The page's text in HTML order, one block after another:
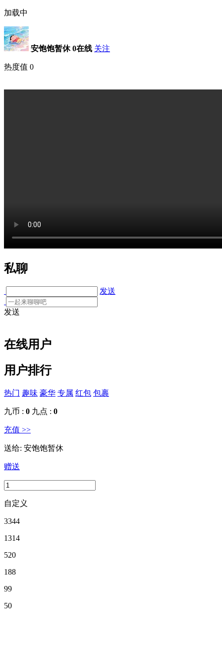
加载中
安饱饱暂休 0在线 关注
热度值 0
私聊
发送
发送
在线用户
用户排行
热门 趣味 豪华 专属 红包 包裹
九币 : 0 九点 : 0
充值 >>
送给: 安饱饱暂休
赠送
自定义
3344
1314
520
188
99
50